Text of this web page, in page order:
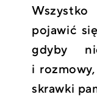
pojawić
gdyby
i
skrawki